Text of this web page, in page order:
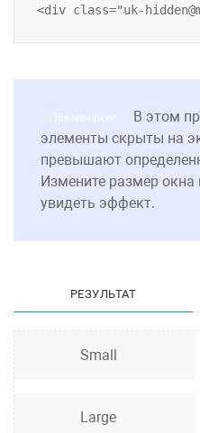
Примечание
В этом
элементы скрыты на
превышают
Измените размер окна
увидеть эффект.
РЕЗУЛЬТАТ
✔ Small
Small
✔ Large
Large